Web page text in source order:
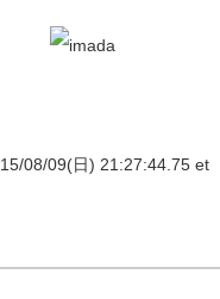
08/09(日) 21:27:44.75 et